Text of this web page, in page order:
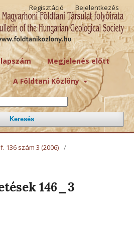
Megjelenés előtt
A Földtani Közlöny
Keresés
Regisztáció Bejelentkezés
136 szám 3 (2006) /
146_3